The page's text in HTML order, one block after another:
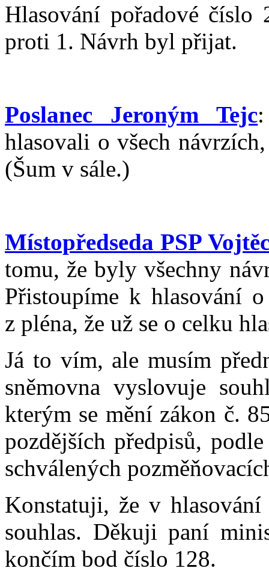
Hlasování pořadové
proti 1. Návrh byl přijat.
Poslanec Jeroným Tejc
hlasovali o všech
(Šum v sále.)
Místopředseda PSP
tomu, že byly všechny
Přistoupíme k hlasování
z pléna, že už se o celku
Já to vím, ale musím
sněmovna vyslovuje
kterým se mění zákon č.
pozdějších předpisů,
schválených
Konstatuji, že v
souhlas. Děkuji paní
končím bod číslo 128.